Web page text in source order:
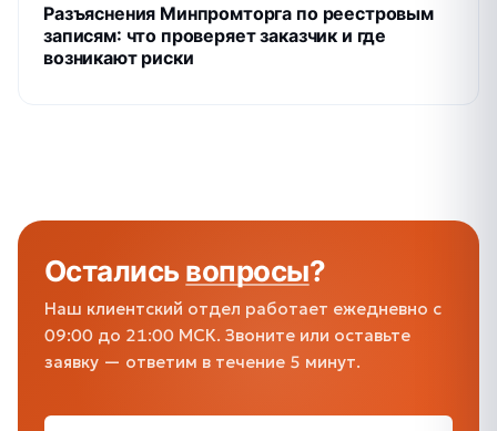
Разъяснения Минпромторга по реестровым
записям: что проверяет заказчик и где
возникают риски
Осталисьвопросы?
Наш клиентский отдел работает ежедневно с
09:00 до 21:00 МСК. Звоните или оставьте
заявку — ответим в течение 5 минут.